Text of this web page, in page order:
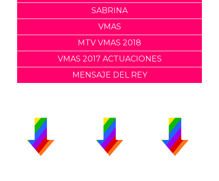
SABRINA
VMAS
MTV VMAS 2018
VMAS 2017 ACTUACIONES
MENSAJE DEL REY